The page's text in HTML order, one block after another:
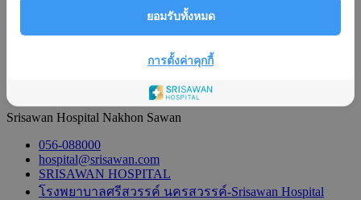
Srisawan Hospital Nakhon Sawan
056-088000
hospital@srisawan.com
SRISAWAN HOSPITAL
โรงพยาบาลศรีสวรรค์ นครสวรรค์-Srisawan Hospital
ยอมรับทั้งหมด
การตั้งค่าคุกกี้